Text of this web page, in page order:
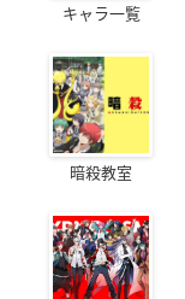
キャラ一覧
暗殺教室